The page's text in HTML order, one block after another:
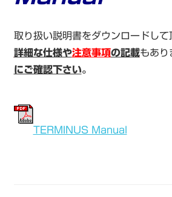
取り扱い説明書をダウンロードして
詳細な仕様や注意事項の記載もあり
にご確認下さい。
TERMINUS Manual